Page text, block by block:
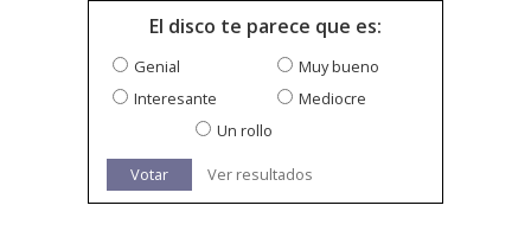
El disco te parece que es:
Genial
Muy bueno
Interesante
Mediocre
Un rollo
Votar Ver resultados